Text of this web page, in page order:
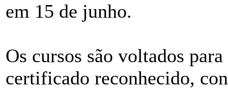
em 15 de junho.
Os cursos são voltados
certificado reconhecido,